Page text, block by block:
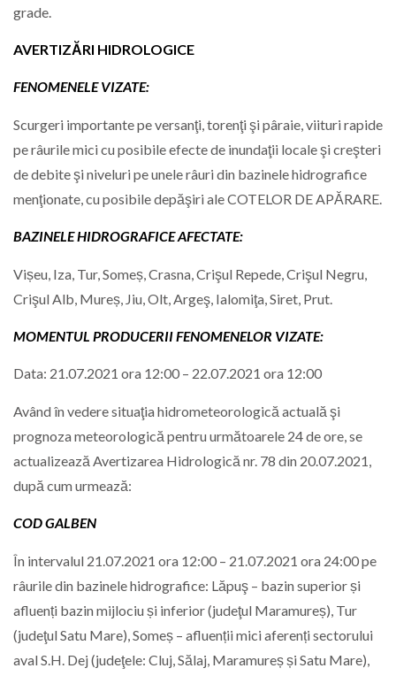
grade.
AVERTIZĂRI HIDROLOGICE
FENOMENELE VIZATE:
Scurgeri importante pe versanţi, torenţi şi pâraie, viituri rapide
pe râurile mici cu posibile efecte de inundaţii locale şi creşteri
de debite şi niveluri pe unele râuri din bazinele hidrografice
menţionate, cu posibile depăşiri ale COTELOR DE APӐRARE.
BAZINELE HIDROGRAFICE AFECTATE:
Vișeu, Iza, Tur, Someș, Crasna, Crişul Repede, Crişul Negru,
Crişul Alb, Mureș, Jiu, Olt, Argeş, Ialomiţa, Siret, Prut.
MOMENTUL PRODUCERII FENOMENELOR VIZATE:
Data: 21.07.2021 ora 12:00 – 22.07.2021 ora 12:00
Având în vedere situaţia hidrometeorologică actuală şi
prognoza meteorologică pentru următoarele 24 de ore, se
actualizează Avertizarea Hidrologică nr. 78 din 20.07.2021,
după cum urmează:
COD GALBEN
În intervalul 21.07.2021 ora 12:00 – 21.07.2021 ora 24:00 pe
râurile din bazinele hidrografice: Lăpuş – bazin superior și
afluenți bazin mijlociu și inferior (judeţul Maramureș), Tur
(judeţul Satu Mare), Someș – afluenții mici aferenți sectorului
aval S.H. Dej (judeţele: Cluj, Sălaj, Maramureș și Satu Mare),